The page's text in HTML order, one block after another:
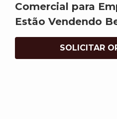
Comercial para
Estão Vendendo
SOLICITAR